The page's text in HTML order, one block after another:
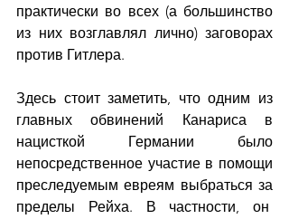
практически во всех (а большинство
из них возглавлял лично) заговорах
против Гитлера.
Здесь стоит заметить, что одним из
главных обвинений Канариса в
нацисткой Германии было
непосредственное участие в помощи
преследуемым евреям выбраться за
пределы Рейха. В частности, он